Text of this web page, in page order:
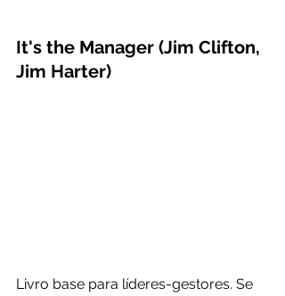
It's the Manager (Jim Clifton,
Jim Harter)
Livro base para líderes-gestores. Se